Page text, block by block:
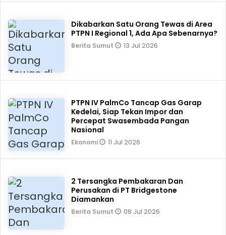
Dikabarkan Satu Orang Tewas di Area
PTPN I Regional 1, Ada Apa Sebenarnya?
Berita Sumut 13 Jul 2026
PTPN IV PalmCo Tancap Gas Garap
Kedelai, Siap Tekan Impor dan
Percepat Swasembada Pangan
Nasional
Ekonomi 11 Jul 2026
2 Tersangka Pembakaran Dan
Perusakan di PT Bridgestone
Diamankan
Berita Sumut 08 Jul 2026